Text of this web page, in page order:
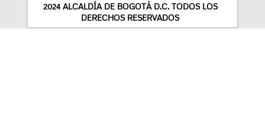
2024 ALCALDÍA DE BOGOTÁ D.C. TODOS LOS
DERECHOS RESERVADOS